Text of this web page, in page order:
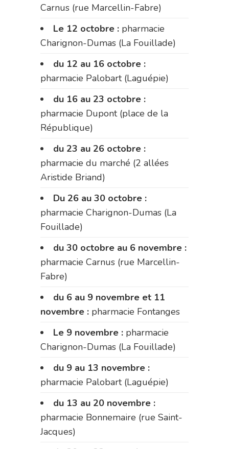
Carnus (rue Marcellin-Fabre)
Le 12 octobre : pharmacie
Charignon-Dumas (La Fouillade)
du 12 au 16 octobre :
pharmacie Palobart (Laguépie)
du 16 au 23 octobre :
pharmacie Dupont (place de la
République)
du 23 au 26 octobre :
pharmacie du marché (2 allées
Aristide Briand)
Du 26 au 30 octobre :
pharmacie Charignon-Dumas (La
Fouillade)
du 30 octobre au 6 novembre :
pharmacie Carnus (rue Marcellin-
Fabre)
du 6 au 9 novembre et 11
novembre : pharmacie Fontanges
Le 9 novembre : pharmacie
Charignon-Dumas (La Fouillade)
du 9 au 13 novembre :
pharmacie Palobart (Laguépie)
du 13 au 20 novembre :
pharmacie Bonnemaire (rue Saint-
Jacques)